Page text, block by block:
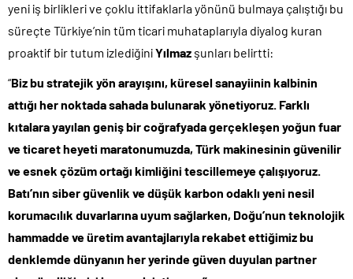
yeni iş birlikleri ve çoklu ittifaklarla yönünü bulmaya çalıştığı bu
süreçte Türkiye’nin tüm ticari muhataplarıyla diyalog kuran
proaktif bir tutum izlediğiniYılmaz şunları belirtti:
“Biz bu stratejik yön arayışını, küresel sanayiinin kalbinin
attığı her noktada sahada bulunarak yönetiyoruz. Farklı
kıtalara yayılan geniş bir coğrafyada gerçekleşen yoğun fuar
ve ticaret heyeti maratonumuzda, Türk makinesinin güvenilir
ve esnek çözüm ortağı kimliğini tescillemeye çalışıyoruz.
Batı’nın siber güvenlik ve düşük karbon odaklı yeni nesil
korumacılık duvarlarına uyum sağlarken, Doğu’nun teknolojik
hammadde ve üretim avantajlarıyla rekabet ettiğimiz bu
denklemde dünyanın her yerinde güven duyulan partner